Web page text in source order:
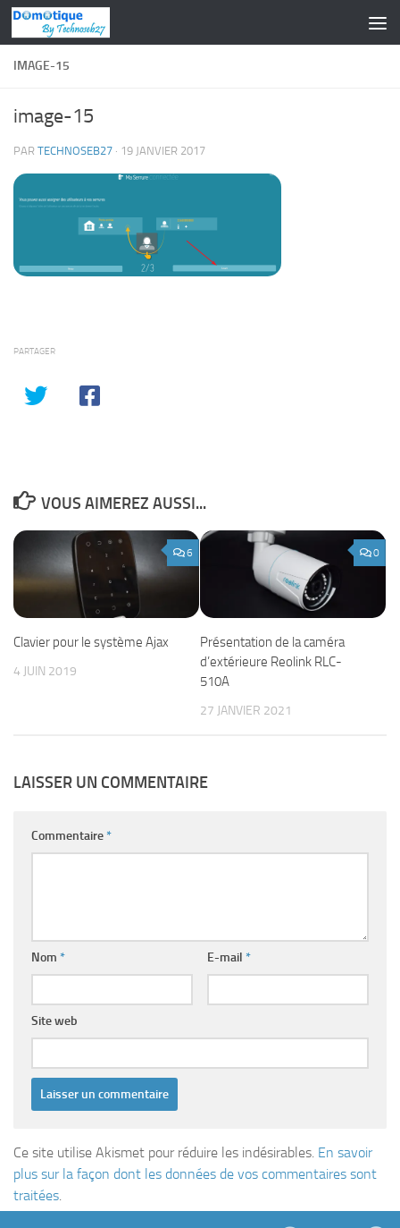
Skip to content
IMAGE-15
image-15
PAR TECHNOSEB27 · 19 JANVIER 2017
PARTAGER
VOUS AIMEREZ AUSSI...
6
Clavier pour le système Ajax
4 JUIN 2019
0
Présentation de la caméra
d’extérieure Reolink RLC-
510A
27 JANVIER 2021
LAISSER UN COMMENTAIRE
Commentaire*
Nom * E-mail *
Site web
Ce site utilise Akismet pour réduire les indésirables. En savoir
plus sur la façon dont les données de vos commentaires sont
traitées.